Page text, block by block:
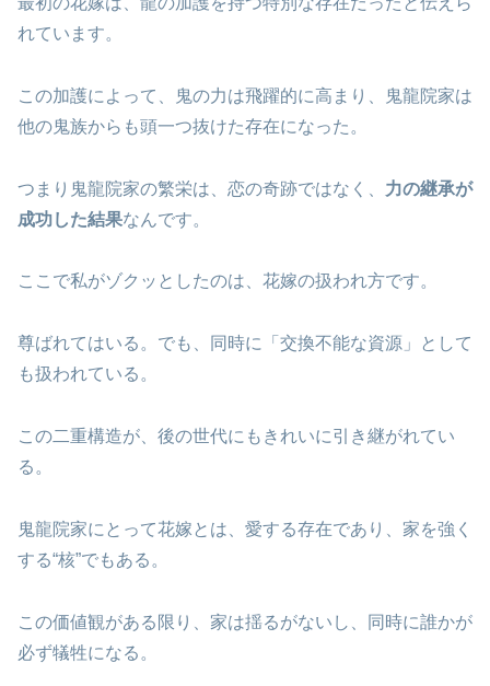
れています。
この加護によって、鬼の力は飛躍的に高まり、鬼龍院家は
他の鬼族からも頭一つ抜けた存在になった。
つまり鬼龍院家の繁栄は、恋の奇跡ではなく、 力の継承が
成功した結果なんです。
ここで私がゾクッとしたのは、花嫁の扱われ方です。
尊ばれてはいる。でも、同時に「交換不能な資源」として
も扱われている。
この二重構造が、後の世代にもきれいに引き継がれてい
る。
鬼龍院家にとって花嫁とは、愛する存在であり、家を強く
する“核”でもある。
この価値観がある限り、家は揺るがないし、同時に誰かが
必ず犠牲になる。